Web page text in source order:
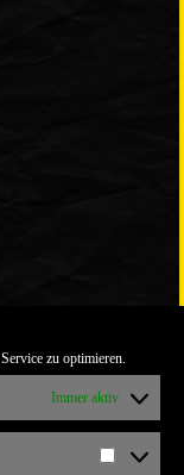
zu optimieren.
Immer aktiv